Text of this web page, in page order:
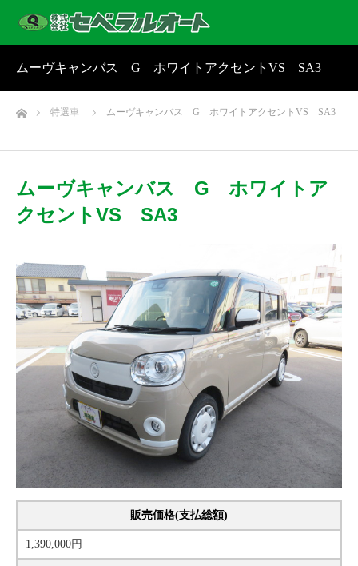
ムーヴキャンバス G ホワイトアクセントVS SA3
ホーム特選車 ムーヴキャンバス G ホワイトアクセントVS SA3
ムーヴキャンバス G ホワイトア
クセントVS SA3
販売価格(支払総額)
1,390,000円